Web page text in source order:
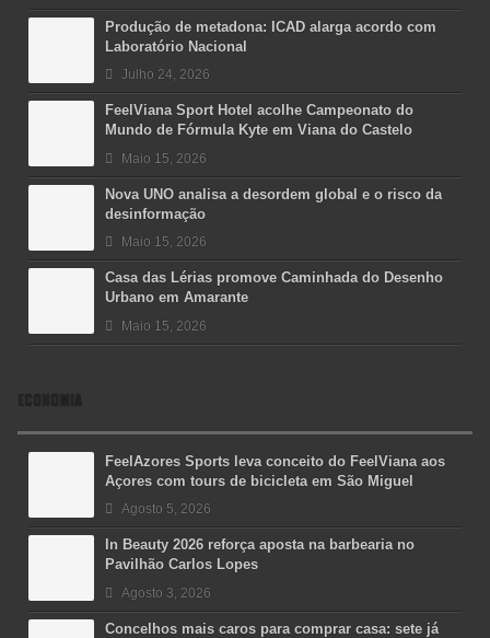
Produção de metadona: ICAD alarga acordo com
Laboratório Nacional
Julho 24, 2026
FeelViana Sport Hotel acolhe Campeonato do
Mundo de Fórmula Kyte em Viana do Castelo
Maio 15, 2026
Nova UNO analisa a desordem global e o risco da
desinformação
Maio 15, 2026
Casa das Lérias promove Caminhada do Desenho
Urbano em Amarante
Maio 15, 2026
ECONOMIA
FeelAzores Sports leva conceito do FeelViana aos
Açores com tours de bicicleta em São Miguel
Agosto 5, 2026
In Beauty 2026 reforça aposta na barbearia no
Pavilhão Carlos Lopes
Agosto 3, 2026
Concelhos mais caros para comprar casa: sete já